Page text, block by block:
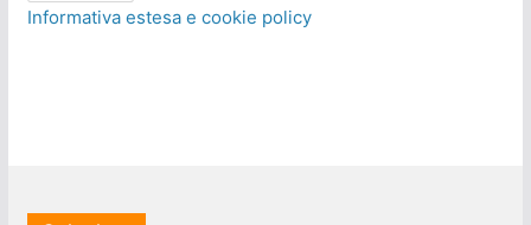
Informativa estesa e cookie policy